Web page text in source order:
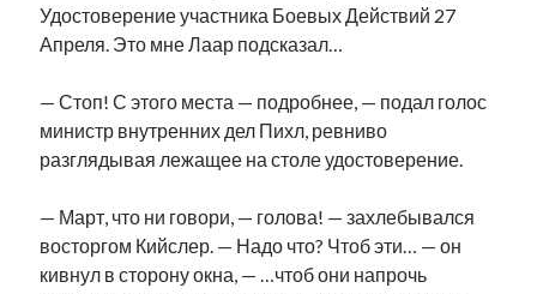
Удостоверение участника Боевых Действий 27
Апреля. Это мне Лаар подсказал…
— Стоп! С этого места — подробнее, — подал голос
министр внутренних дел Пихл, ревниво
разглядывая лежащее на столе удостоверение.
— Март, что ни говори, — голова! — захлебывался
восторгом Кийслер. — Надо что? Чтоб эти… — он
кивнул в сторону окна, — …чтоб они напрочь